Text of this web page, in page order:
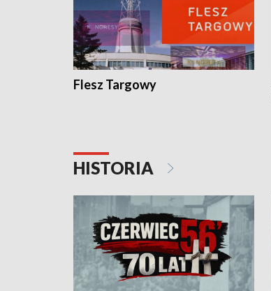
Flesz Targowy
HISTORIA